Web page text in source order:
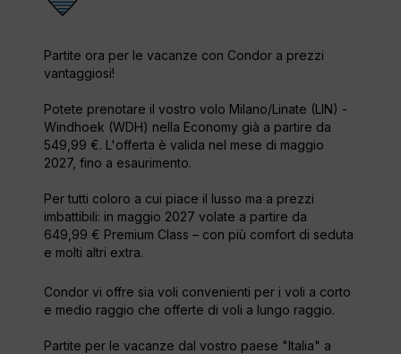
Partite ora per le vacanze con Condor a prezzi
vantaggiosi!
Potete prenotare il vostro volo Milano/Linate (LIN) -
Windhoek (WDH) nella Economy già a partire da
549,99 €. L'offerta è valida nel mese di maggio
2027, fino a esaurimento.
Per tutti coloro a cui piace il lusso ma a prezzi
imbattibili: in maggio 2027 volate a partire da
649,99 € Premium Class – con più comfort di seduta
e molti altri extra.
Condor vi offre sia voli convenienti per i voli a corto
e medio raggio che offerte di voli a lungo raggio.
Partite per le vacanze dal vostro paese "Italia" a